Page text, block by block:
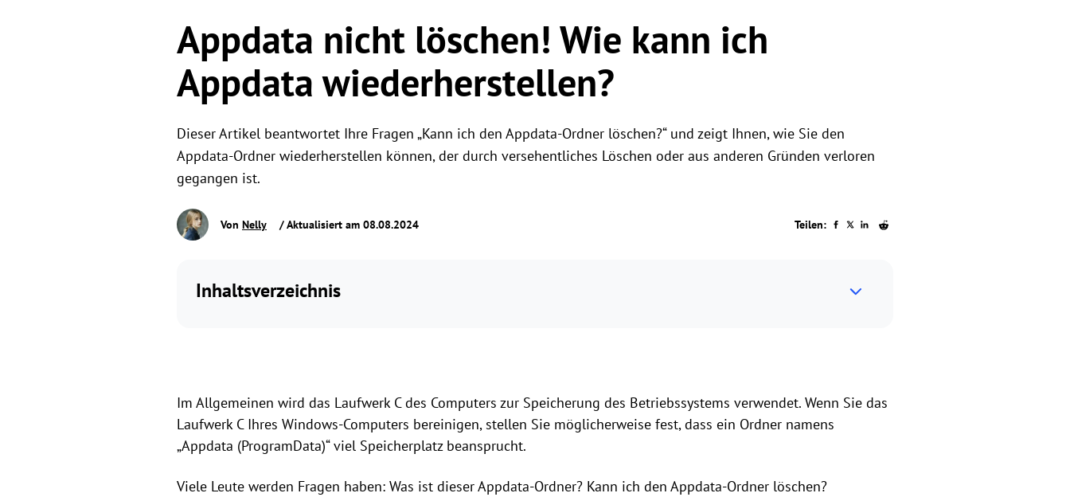
Appdata nicht löschen! Wie kann ich
Appdata wiederherstellen?
Dieser Artikel beantwortet Ihre Fragen „Kann ich den Appdata-Ordner löschen?“ und zeigt Ihnen, wie Sie den
Appdata-Ordner wiederherstellen können, der durch versehentliches Löschen oder aus anderen Gründen verloren
gegangen ist.
Von Nelly / Aktualisiert am 08.08.2024 Teilen:
Inhaltsverzeichnis
Im Allgemeinen wird das Laufwerk C des Computers zur Speicherung des Betriebssystems verwendet. Wenn Sie das
Laufwerk C Ihres Windows-Computers bereinigen, stellen Sie möglicherweise fest, dass ein Ordner namens
„Appdata (ProgramData)“ viel Speicherplatz beansprucht.
Viele Leute werden Fragen haben: Was ist dieser Appdata-Ordner? Kann ich den Appdata-Ordner löschen?